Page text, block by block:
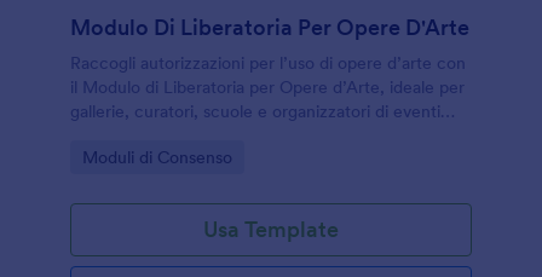
Modulo Di Liberatoria Per Opere D'Arte
Raccogli autorizzazioni per l’uso di opere d’arte con
il Modulo di Liberatoria per Opere d’Arte, ideale per
gallerie, curatori, scuole e organizzatori di eventi
Jotform.
Go to Category:
Moduli di Consenso
Usa Template